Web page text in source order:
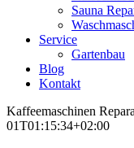
Sauna
Service
Gartenbau
Blog
Kontakt
Kaffeemaschinen
01T01:15:34+02:00